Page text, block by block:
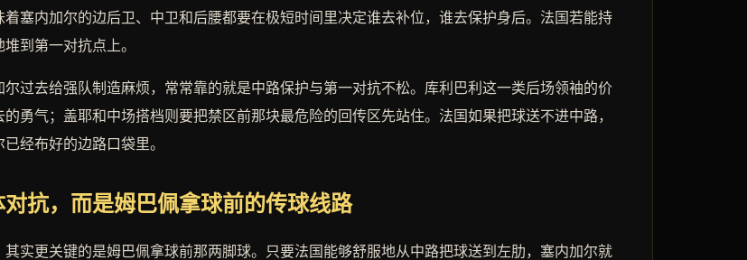
塞内加尔的边后卫、中卫和后腰都要在极短时间里决定谁去补位，谁去保护身后。法国若能持
到第一对抗点上。
过去给强队制造麻烦，常常靠的就是中路保护与第一对抗不松。库利巴利这一类后场领袖的价
勇气；盖耶和中场搭档则要把禁区前那块最危险的回传区先站住。法国如果把球送不进中路，
经布好的边路口袋里。
抗，而是姆巴佩拿球前的传球线路
实更关键的是姆巴佩拿球前那两脚球。只要法国能够舒服地从中路把球送到左肋，塞内加尔就